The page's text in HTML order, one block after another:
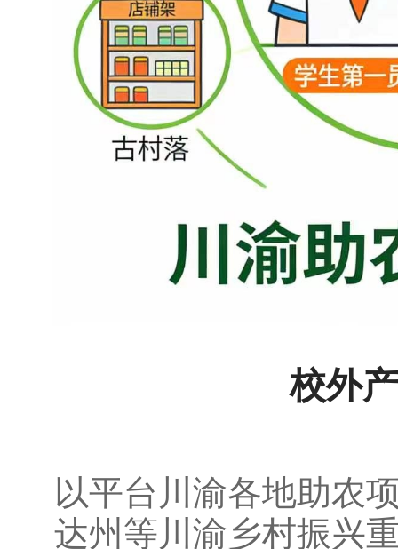
校外
以平台川渝各地助农
达州等川渝乡村振兴